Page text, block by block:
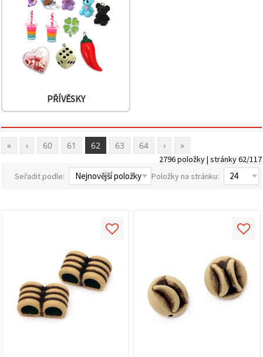
PŘÍVĚSKY
« ‹ 60 61 62 63 64 › »
2796 položky | stránky 62/117
Seřadit podle:
Položky na stránku: